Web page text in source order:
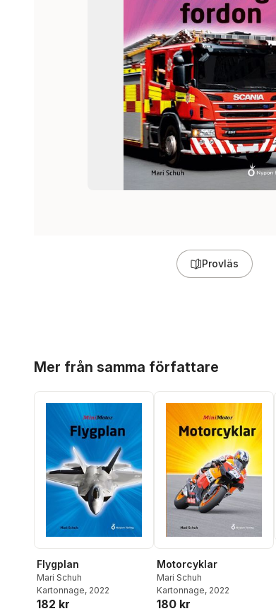
Provläs
Mer från samma författare
Flygplan
Mari Schuh
Kartonnage, 2022
182 kr
Motorcyklar
Mari Schuh
Kartonnage, 2022
180 kr